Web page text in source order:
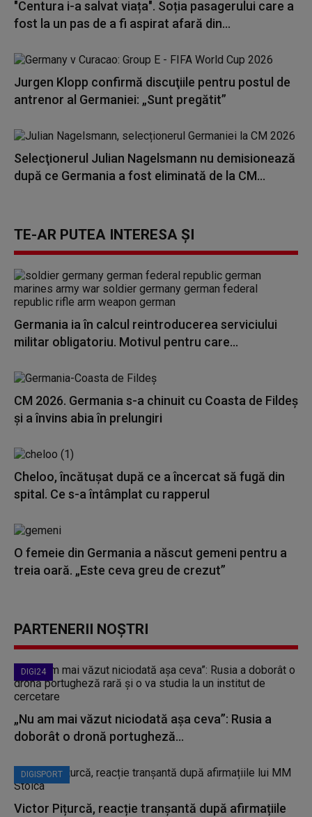
"Centura i-a salvat viața". Soția pasagerului care a
fost la un pas de a fi aspirat afară din...
Jurgen Klopp confirmă discuţiile pentru postul de
antrenor al Germaniei: „Sunt pregătit”
Selecţionerul Julian Nagelsmann nu demisionează
după ce Germania a fost eliminată de la CM...
TE-AR PUTEA INTERESA ȘI
Germania ia în calcul reintroducerea serviciului
militar obligatoriu. Motivul pentru care...
CM 2026. Germania s-a chinuit cu Coasta de Fildeș
și a învins abia în prelungiri
Cheloo, încătușat după ce a încercat să fugă din
spital. Ce s-a întâmplat cu rapperul
O femeie din Germania a născut gemeni pentru a
treia oară. „Este ceva greu de crezut”
PARTENERII NOȘTRI
DIGI24
„Nu am mai văzut niciodată așa ceva”: Rusia a
doborât o dronă portugheză...
DIGISPORT
Victor Pițurcă, reacție tranșantă după afirmațiile